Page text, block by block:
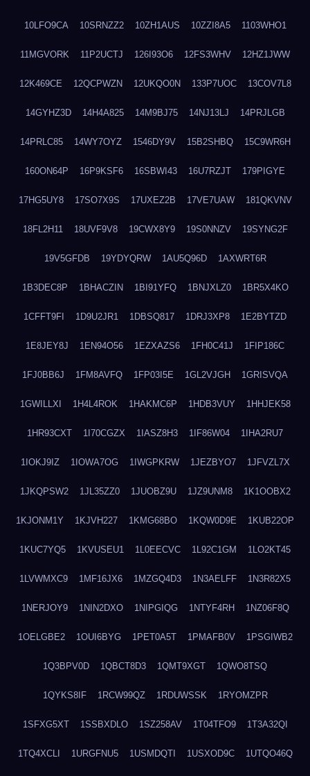
10LFO9CA 10SRNZZ2 10ZH1AUS 10ZZI8A5 1103WHO1
11MGVORK 11P2UCTJ 126I93O6 12FS3WHV 12HZ1JWW
12K469CE 12QCPWZN 12UKQO0N 133P7UOC 13COV7L8
14GYHZ3D 14H4A825 14M9BJ75 14NJ13LJ 14PRJLGB
14PRLC85 14WY7OYZ 1546DY9V 15B2SHBQ 15C9WR6H
160ON64P 16P9KSF6 16SBWI43 16U7RZJT 179PIGYE
17HG5UY8 17SO7X9S 17UXEZ2B 17VE7UAW 181QKVNV
18FL2H11 18UVF9V8 19CWX8Y9 19S0NNZV 19SYNG2F
19V5GFDB 19YDYQRW 1AU5Q96D 1AXWRT6R
1B3DEC8P 1BHACZIN 1BI91YFQ 1BNJXLZ0 1BR5X4KO
1CFFT9FI 1D9U2JR1 1DBSQ817 1DRJ3XP8 1E2BYTZD
1E8JEY8J 1EN94O56 1EZXAZS6 1FH0C41J 1FIP186C
1FJ0BB6J 1FM8AVFQ 1FP03I5E 1GL2VJGH 1GRISVQA
1GWILLXI 1H4L4ROK 1HAKMC6P 1HDB3VUY 1HHJEK58
1HR93CXT 1I70CGZX 1IASZ8H3 1IF86W04 1IHA2RU7
1IOKJ9IZ 1IOWA7OG 1IWGPKRW 1JEZBYO7 1JFVZL7X
1JKQPSW2 1JL35ZZ0 1JUOBZ9U 1JZ9UNM8 1K1OOBX2
1KJONM1Y 1KJVH227 1KMG68BO 1KQW0D9E 1KUB22OP
1KUC7YQ5 1KVUSEU1 1L0EECVC 1L92C1GM 1LO2KT45
1LVWMXC9 1MF16JX6 1MZGQ4D3 1N3AELFF 1N3R82X5
1NERJOY9 1NIN2DXO 1NIPGIQG 1NTYF4RH 1NZ06F8Q
1OELGBE2 1OUI6BYG 1PET0A5T 1PMAFB0V 1PSGIWB2
1Q3BPV0D 1QBCT8D3 1QMT9XGT 1QWO8TSQ
1QYKS8IF 1RCW99QZ 1RDUWSSK 1RYOMZPR
1SFXG5XT 1SSBXDLO 1SZ258AV 1T04TFO9 1T3A32QI
1TQ4XCLI 1URGFNU5 1USMDQTI 1USXOD9C 1UTQO46Q